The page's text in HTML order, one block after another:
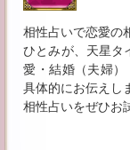
相性占いで恋愛の
ひとみが、天星タ
愛・結婚（夫婦）
具体的にお伝えし
相性占いをぜひお